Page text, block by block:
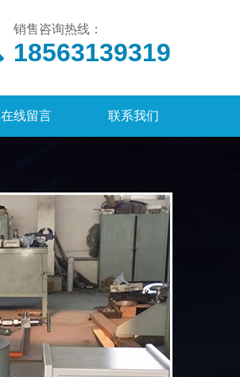
销售咨询热线：
18563139319
在线留言 联系我们